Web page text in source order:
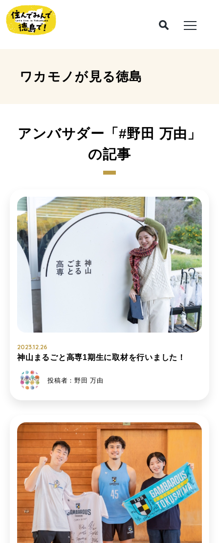
ワカモノが見る徳島
アンバサダー「#野田 万由」
の記事
2023.12.26
神山まるごと高専1期生に取材を行いました！
投稿者：野田 万由